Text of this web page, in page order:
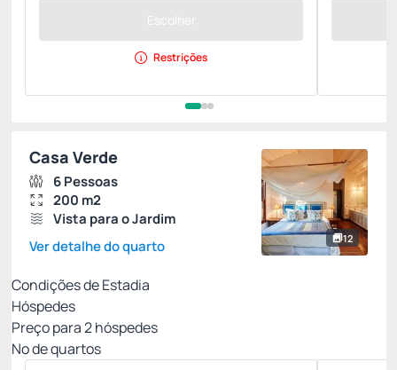
Escolher
Restrições
12
Casa Verde
6 Pessoas
200 m2
Vista para o Jardim
Ver detalhe do quarto
Condições de Estadia
Hóspedes
Preço para2hóspedes
Nº de quartos